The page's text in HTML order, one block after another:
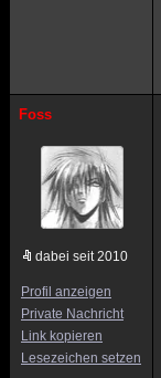
Foss
dabei seit 2010
Profil anzeigen
Private Nachricht
Link kopieren
Lesezeichen setzen